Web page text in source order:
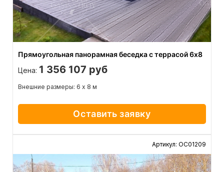
Прямоугольная панорамная беседка с террасой 6х8
Цена: 1 356 107 руб
Внешние размеры: 6 х 8 м
Оставить заявку
Артикул: ОС01209